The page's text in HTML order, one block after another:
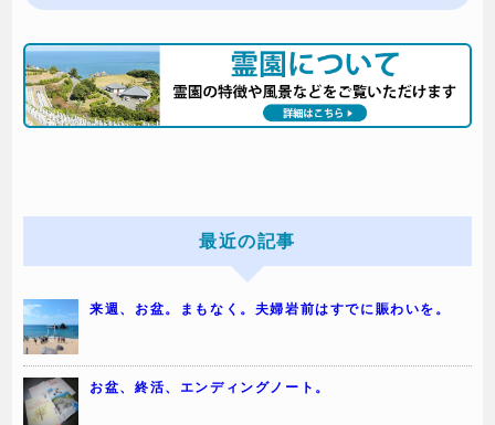
最近の記事
来週、お盆。まもなく。夫婦岩前はすでに賑わいを。
お盆、終活、エンディングノート。